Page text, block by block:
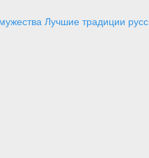
Лучшие традиции